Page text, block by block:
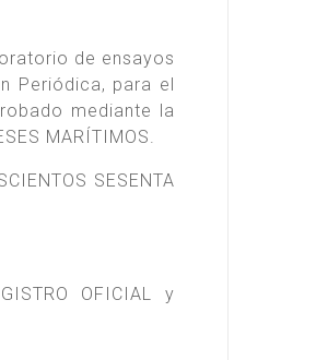
de ensayos
Periódica, para el
mediante la
MARÍTIMOS.
SESENTA
OFICIAL y